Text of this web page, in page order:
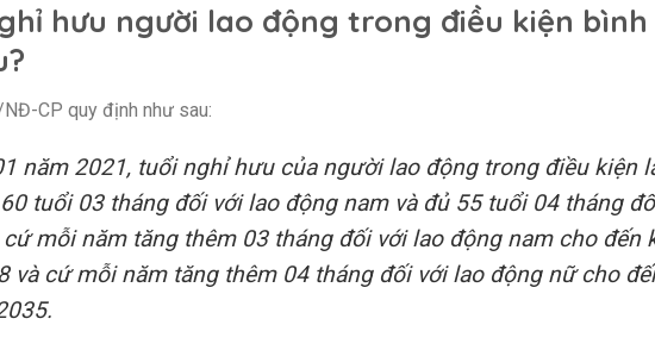
hưu người lao động trong điều kiện bình
CP quy định như sau:
năm 2021, tuổi nghỉ hưu của người lao động trong điều kiện
tuổi 03 tháng đối với lao động nam và đủ 55 tuổi 04 tháng
mỗi năm tăng thêm 03 tháng đối với lao động nam cho đến
và cứ mỗi năm tăng thêm 04 tháng đối với lao động nữ cho